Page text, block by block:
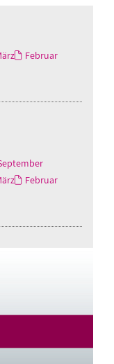
Februar
Februar